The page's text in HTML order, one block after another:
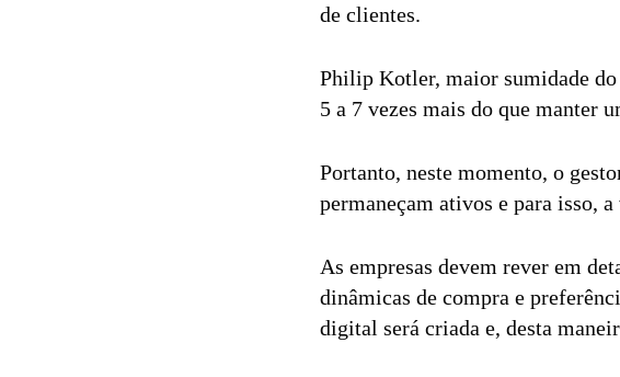
de clientes.
Philip Kotler, maior sumidade
5 a 7 vezes mais do que manter
Portanto, neste momento, o
permaneçam ativos e para isso,
As empresas devem rever em
dinâmicas de compra e
digital será criada e, desta